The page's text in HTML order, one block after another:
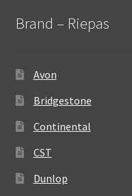
Brand – Riepas
Avon
Bridgestone
Continental
CST
Dunlop